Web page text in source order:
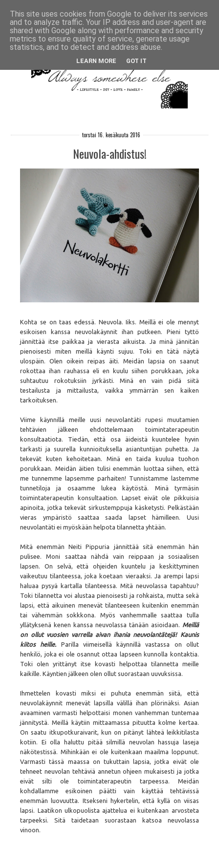
torstai 16. kesäkuuta 2016
Neuvola-ahdistus!
Kohta se on taas edessä. Neuvola. Iiks. Meillä ei ole mennyt
esikoisen kanssa neuvolakäynnit ihan putkeen. Pieni tyttö
jännittää itse paikkaa ja vierasta aikuista. Ja minä jännitän
pienoisesti miten meillä käynti sujuu. Toki en tätä näytä
ulospäin. Olen oikein reipas äiti. Meidän lapsia on saanut
rokottaa ihan rauhassa eli en kuulu siihen porukkaan, joka
suhtautuu rokotuksiin jyrkästi. Minä en vain pidä siitä
testailusta ja mittailusta, vaikka ymmärrän sen kaiken
tarkoituksen.
Viime käynnillä meille uusi neuvolantäti rupesi muutamien
tehtävien jälkeen ehdottelemaan toimintaterapeutin
konsultaatiota. Tiedän, että osa äideistä kuuntelee hyvin
tarkasti ja suurella kunnioituksella asiantuntijan puhetta. Ja
tekevät kuten kehoitetaan. Minä en taida kuulua tuohon
porukkaan. Meidän äitien tulisi enemmän luottaa siihen, että
me tunnemme lapsemme parhaiten! Tunnistamme lastemme
tunnetiloja ja osaamme lukea käytöstä. Minä tyrmäsin
toimintaterapeutin konsultaation. Lapset eivät ole pikkuisia
apinoita, jotka tekevät sirkustemppuja käsketysti. Pelkästään
vieras ympäristö saattaa saada lapset hämilleen. Uusi
neuvolantäti ei myöskään helpota tilannetta yhtään.
Mitä enemmän Neiti Pippuria jännittää sitä enemmän hän
pulisee. Moni saattaa nähdä vain reippaan ja sosiaalisen
lapsen. On selvä, että ohjeiden kuuntelu ja keskittyminen
vaikeutuu tilanteessa, joka koetaan vieraaksi. Ja arempi lapsi
haluaa pysyä kartalla tilanteessa. Mitä neuvolassa tapahtuu?
Toki tilannetta voi alustaa pienoisesti ja rohkaista, mutta sekä
lapsi, että aikuinen menevät tilanteeseen kuitenkin enemmän
tai vähemmän sokkkona. Myös vanhemmalle saattaa tulla
yllätyksenä kenen kanssa neuvolassa tänään asioidaan. Meillä
on ollut vuosien varrella aivan ihania neuvolantätejä! Kaunis
kiitos heille. Parilla viimeisellä käynnillä vastassa on ollut
henkilö, joka ei ole osannut ottaa lapseen kunnolla kontaktia.
Toki olen yrittänyt itse kovasti helpottaa tilannetta meille
kaikille. Käyntien jälkeen olen ollut suorastaan uuvuksissa.
Ihmettelen kovasti miksi ei puhuta enemmän siitä, että
neuvolakäynnit menevät lapsilla välillä ihan plörinäksi. Asian
avaaminen varmasti helpottaisi monen vanhemman tuntemaa
jännitystä. Meillä käytiin mittaamassa pituutta kolme kertaa.
On saatu itkupotkuraivarit, kun on pitänyt lähteä leikkitilasta
kotiin. Ei olla haluttu pitää silmillä neuvolan hassuja laseja
näkötestissä. Mihinkään ei ole kuitenkaan maailma loppunut.
Varmasti tässä maassa on tukuttain lapsia, jotka eivät ole
tehneet neuvolan tehtäviä annetun ohjeen mukaisesti ja jotka
eivät silti ole toimintaterapeutin tarpeessa. Meidän
kohdallamme esikoinen päätti vain käyttää tehtävissä
enemmän luovuutta. Itsekseni hykertelin, että kyllä on viisas
lapsi. Laatikon ulkopuolista ajattelua ei kuitenkaan arvosteta
tarpeeksi. Sitä taidetaan suorastaan katsoa neuvolassa
vinoon.
This site uses cookies from Google to deliver its services
and to analyze traffic. Your IP address and user-agent are
shared with Google along with performance and security
metrics to ensure quality of service, generate usage
statistics, and to detect and address abuse.
LEARN MORE GOT IT